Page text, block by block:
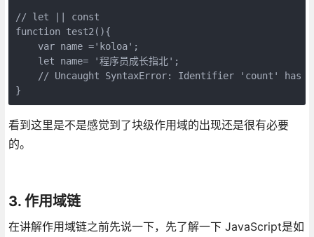
// let || const
function test2(){
    var name ='koloa';
    let name= '程序员成长指北';
// Uncaught SyntaxError: Identifier 'count' has
}
看到这里是不是感觉到了块级作用域的出现还是很有必要
的。
3. 作用域链
在讲解作用域链之前先说一下，先了解一下 JavaScript是如